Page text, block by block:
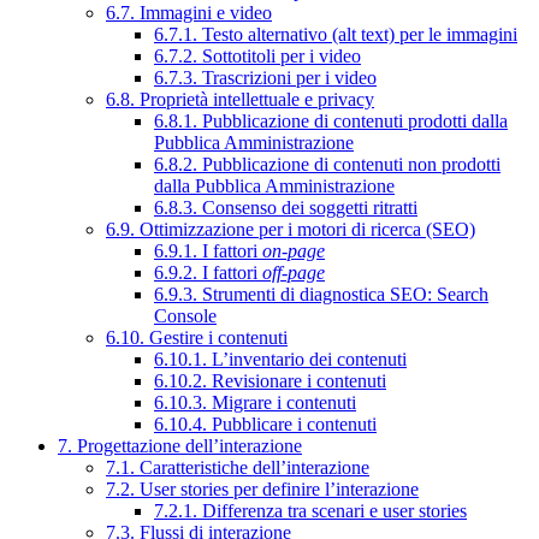
6.7. Immagini e video
6.7.1. Testo alternativo (alt text) per le immagini
6.7.2. Sottotitoli per i video
6.7.3. Trascrizioni per i video
6.8. Proprietà intellettuale e privacy
6.8.1. Pubblicazione di contenuti prodotti dalla
Pubblica Amministrazione
6.8.2. Pubblicazione di contenuti non prodotti
dalla Pubblica Amministrazione
6.8.3. Consenso dei soggetti ritratti
6.9. Ottimizzazione per i motori di ricerca (SEO)
6.9.1. I fattori on-page
6.9.2. I fattori off-page
6.9.3. Strumenti di diagnostica SEO: Search
Console
6.10. Gestire i contenuti
6.10.1. L’inventario dei contenuti
6.10.2. Revisionare i contenuti
6.10.3. Migrare i contenuti
6.10.4. Pubblicare i contenuti
7. Progettazione dell’interazione
7.1. Caratteristiche dell’interazione
7.2. User stories per definire l’interazione
7.2.1. Differenza tra scenari e user stories
7.3. Flussi di interazione